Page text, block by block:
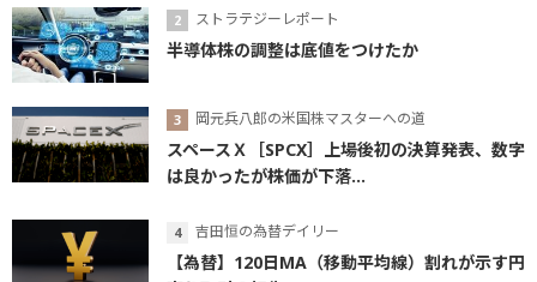
ストラテジーレポート
半導体株の調整は底値をつけたか
岡元兵八郎の米国株マスターへの道
スペースＸ［SPCX］上場後初の決算発表、数字
は良かったが株価が下落...
吉田恒の為替デイリー
【為替】120日MA（移動平均線）割れが示す円